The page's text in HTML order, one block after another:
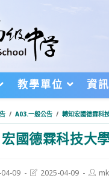
教學單位 資
/ A03.一般公告 / 轉知宏國德霖科
宏國德霖科技大
09
Post2025-04-09
Post